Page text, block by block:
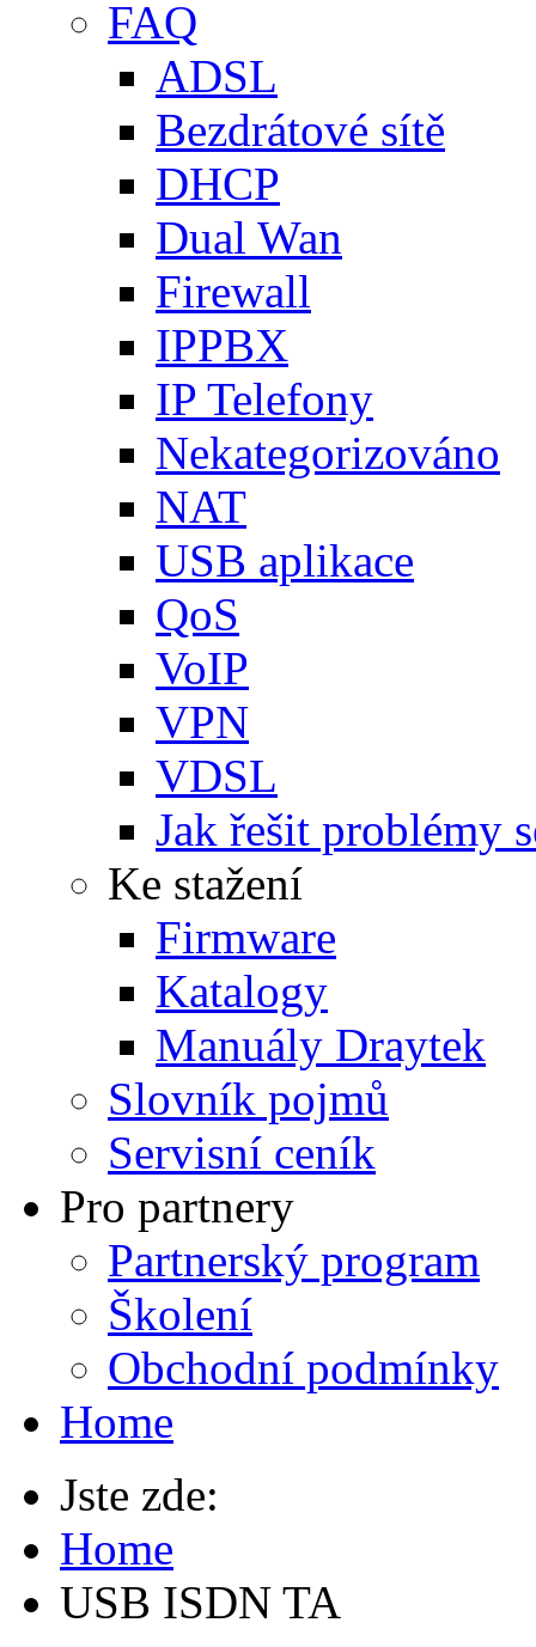
FAQ
ADSL
Bezdrátové sítě
DHCP
Dual Wan
Firewall
IPPBX
IP Telefony
Nekategorizováno
NAT
USB aplikace
QoS
VoIP
VPN
VDSL
Jak řešit problémy
Ke stažení
Firmware
Katalogy
Manuály Draytek
Slovník pojmů
Servisní ceník
Pro partnery
Partnerský program
Školení
Obchodní podmínky
Home
Jste zde:
Home
USB ISDN TA